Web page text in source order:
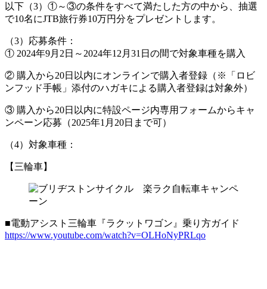
以下（3）①～③の条件をすべて満たした方の中から、抽選
で10名にJTB旅行券10万円分をプレゼントします。
（3）応募条件：
① 2024年9月2日～2024年12月31日の間で対象車種を購入
② 購入から20日以内にオンラインで購入者登録（※「ロビ
ンフッド手帳」添付のハガキによる購入者登録は対象外）
③ 購入から20日以内に特設ページ内専用フォームからキャ
ンペーン応募（2025年1月20日まで可）
（4）対象車種：
【三輪車】
■電動アシスト三輪車『ラクットワゴン』乗り方ガイド
https://www.youtube.com/watch?v=OLHoNyPRLqo